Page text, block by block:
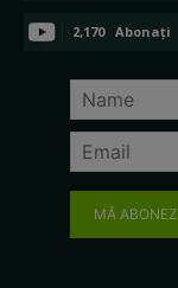
2,170 Abonați
MĂ ABONEZ